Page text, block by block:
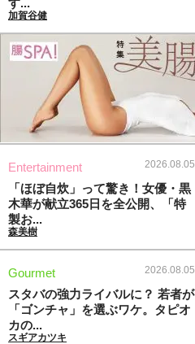
す...
加賀谷健
Entertainment 2026.08.05
「ほぼ自炊」って驚き！女優・黒
木華が献立365日を全公開、「特
製お...
森美樹
Gourmet 2026.08.05
スタバの強力ライバルに？ 若者が
「ゴンチャ」を選ぶワケ。タピオ
カの...
スギアカツキ